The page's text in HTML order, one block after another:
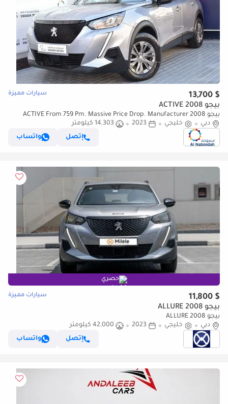
$ 13,700 سيارات مميزة
بيجو 2008 ACTIVE
بيجو 2008 ACTIVE From 759 Pm. Massive Price Drop. Manufacturer
Warranty
دبي خليجي 2023
14,303 كيلومتر
إتصل
واتساب
حصري
$ 11,800 سيارات مميزة
بيجو 2008 ALLURE
بيجو 2008 ALLURE
دبي
خليجي 2023
42,000 كيلومتر
إتصل
واتساب